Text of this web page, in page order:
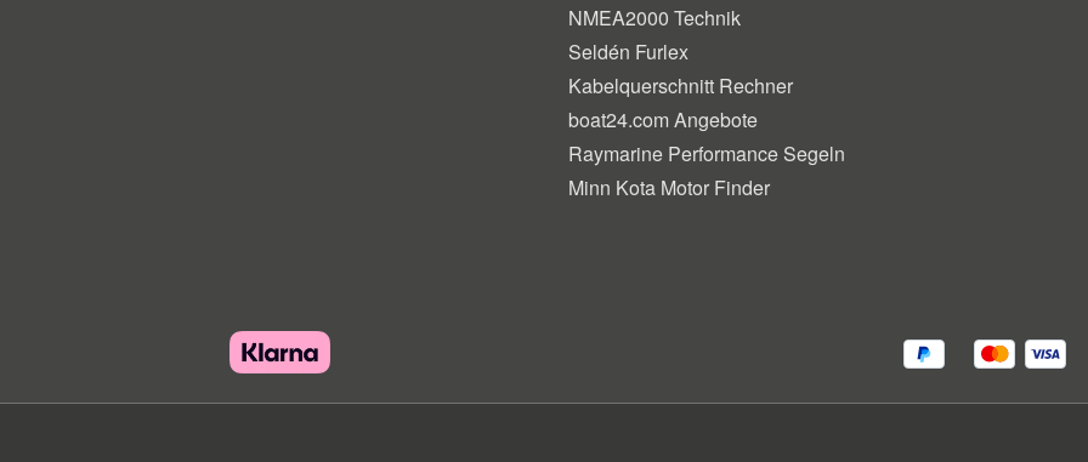
NMEA2000 Technik
Seldén Furlex
Kabelquerschnitt Rechner
boat24.com Angebote
Raymarine Performance Segeln
Minn Kota Motor Finder